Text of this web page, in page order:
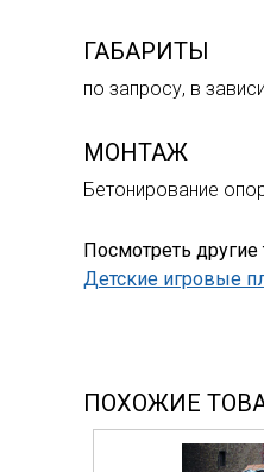
ГАБАРИТЫ
по запросу, в
МОНТАЖ
Бетонирование
Посмотреть
Детские игровые
ПОХОЖИЕ